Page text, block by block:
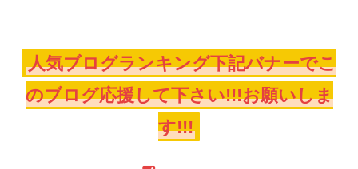
人気ブログランキング下記バナーでこ
のブログ応援して下さい!!!お願いしま
す!!!